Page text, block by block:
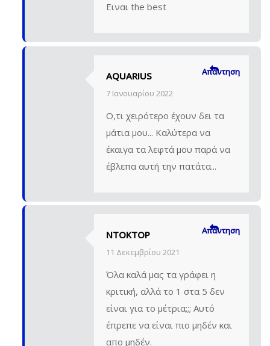
Ειναι the best
AQUARIUS
7 Ιανουαρίου 2022
O,τι χειρότερο έχουν δει τα
μάτια μου... Καλύτερα να
έκαιγα τα λεφτά μου παρά να
έβλεπα αυτή την πατάτα...
Απάντηση
ΝΤΟΚΤΟΡ
11 Δεκεμβρίου 2021
Όλα καλά μας τα γράφει η
κριτική, αλλά το 1 στα 5 δεν
είναι για το μέτρια;;; Αυτό
έπρεπε να είναι πιο μηδέν και
απο μηδέν.
Απάντηση